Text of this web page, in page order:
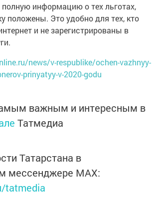
информацию о тех льготах,
положены. Это удобно для тех, кто
и не зарегистрированы в
news/v-respublike/ochen-vazhnyy-
prinyatyy-v-2020-godu
важным и интересным в
Татмедиа
Татарстана в
мессенджере MАХ:
tatmedia